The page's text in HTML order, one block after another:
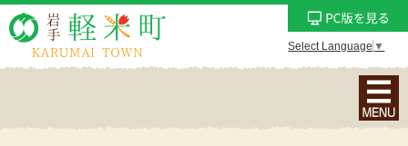
Select Language ▼
ナ
ビ